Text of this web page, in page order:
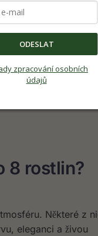
jak
Pokud
k přežití a tvorbě
8 rostlin?
Některé z
eleganci a živou
ODESLAT
zpracování osobních
údajů